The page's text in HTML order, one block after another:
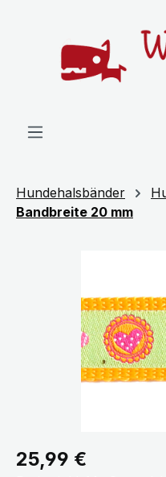
Hundehalsbänder
Bandbreite 20 mm
Regulärer Preis:
25,99 €